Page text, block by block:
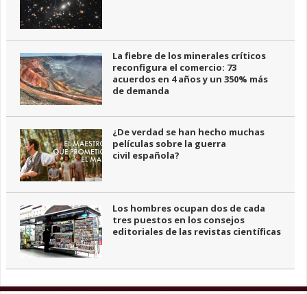
La fiebre de los minerales críticos
reconfigura el comercio: 73
acuerdos en 4 años y un 350% más
de demanda
¿De verdad se han hecho muchas
películas sobre la guerra
civil española?
Los hombres ocupan dos de cada
tres puestos en los consejos
editoriales de las revistas científicas